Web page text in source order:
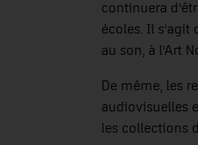
continuera
écoles. Il s’agit
au son, à l’Art
De même, les
audiovisuelles
les collections